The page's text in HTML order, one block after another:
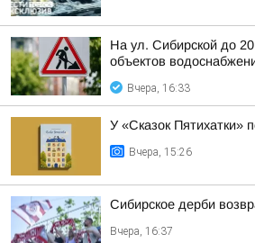
На ул. Сибирской до
объектов
Вчера, 16:33
У «Сказок Пятихатки»
Вчера, 15:26
Сибирское дерби
Вчера, 16:37